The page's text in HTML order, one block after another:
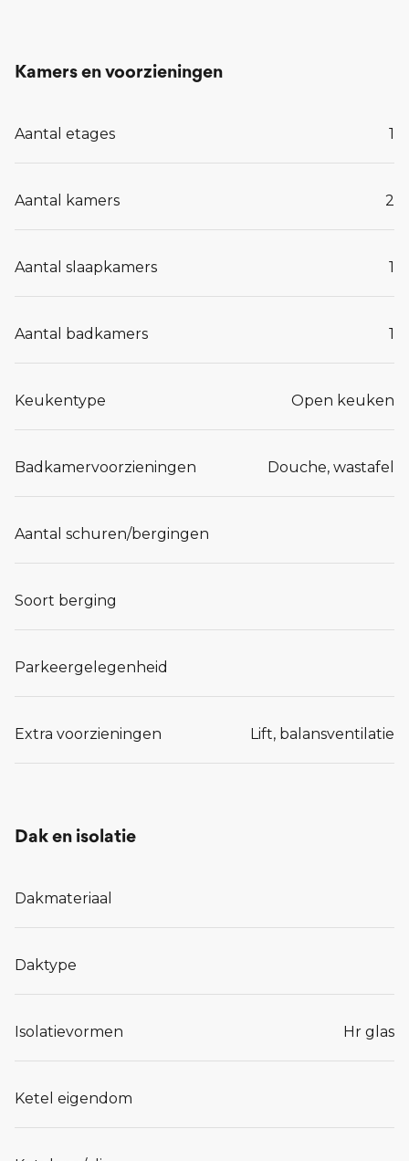
Kamers en voorzieningen
Aantal etages 1
Aantal kamers 2
Aantal slaapkamers 1
Aantal badkamers 1
Keukentype Open keuken
Badkamervoorzieningen Douche, wastafel
Aantal schuren/bergingen
Soort berging
Parkeergelegenheid
Extra voorzieningen Lift, balansventilatie
Dak en isolatie
Dakmateriaal
Daktype
Isolatievormen Hr glas
Ketel eigendom